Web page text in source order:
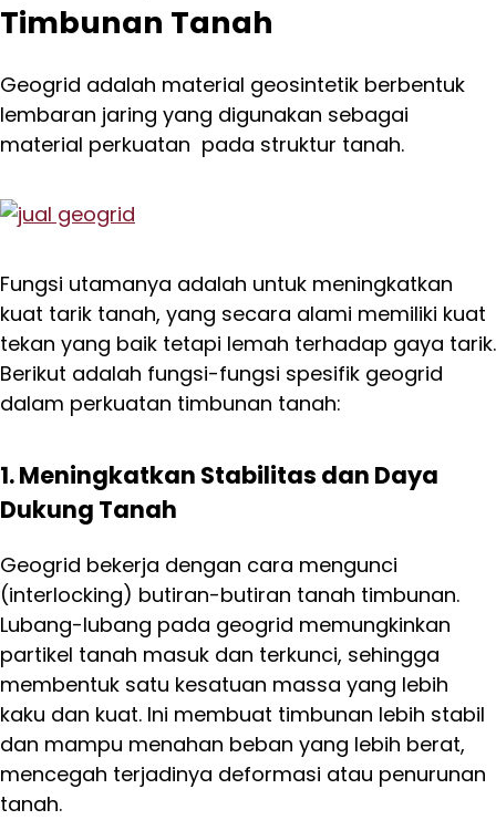
Timbunan Tanah
Geogrid adalah material geosintetik berbentuk
lembaran jaring yang digunakan sebagai
material perkuatan pada struktur tanah.
Fungsi utamanya adalah untuk meningkatkan
kuat tarik tanah, yang secara alami memiliki kuat
tekan yang baik tetapi lemah terhadap gaya tarik.
Berikut adalah fungsi-fungsi spesifik geogrid
dalam perkuatan timbunan tanah:
1. Meningkatkan Stabilitas dan Daya
Dukung Tanah
Geogrid bekerja dengan cara mengunci
(interlocking) butiran-butiran tanah timbunan.
Lubang-lubang pada geogrid memungkinkan
partikel tanah masuk dan terkunci, sehingga
membentuk satu kesatuan massa yang lebih
kaku dan kuat. Ini membuat timbunan lebih stabil
dan mampu menahan beban yang lebih berat,
mencegah terjadinya deformasi atau penurunan
tanah.